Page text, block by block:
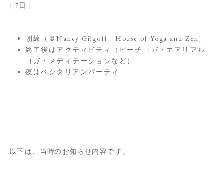
[ 7日 ]
朝練（＠Nancy Gilgoff House of Yoga and Zen)
終了後はアクティビティ（ビーチヨガ・エアリアル
ヨガ・メディテーションなど）
夜はベジタリアンパーティ
以下は、当時のお知らせ内容です。